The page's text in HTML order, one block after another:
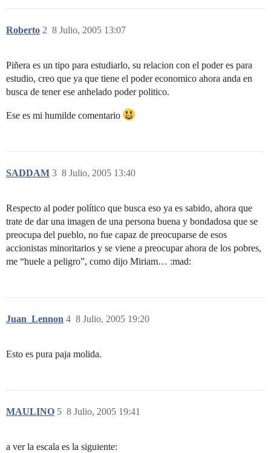
Roberto 8 Julio, 2005 13:07
2
Piñera es un tipo para estudiarlo, su relacion con el poder es para
estudio, creo que ya que tiene el poder economico ahora anda en
busca de tener ese anhelado poder politico.
Ese es mi humilde comentario
SADDAM 8 Julio, 2005 13:40
3
Respecto al poder político que busca eso ya es sabido, ahora que
trate de dar una imagen de una persona buena y bondadosa que se
preocupa del pueblo, no fue capaz de preocuparse de esos
accionistas minoritarios y se viene a preocupar ahora de los pobres,
me “huele a peligro”, como dijo Miriam… :mad:
Juan_Lennon 8 Julio, 2005 19:20
4
Esto es pura paja molida.
MAULINO 8 Julio, 2005 19:41
5
a ver la escala es la siguiente: